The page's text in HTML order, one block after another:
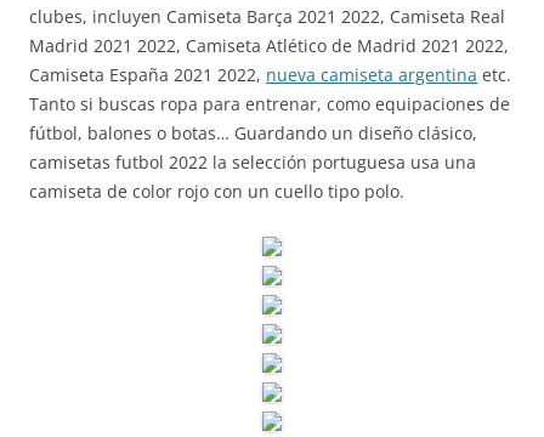
clubes, incluyen Camiseta Barça 2021 2022, Camiseta Real
Madrid 2021 2022, Camiseta Atlético de Madrid 2021 2022,
Camiseta España 2021 2022, nueva camiseta argentina etc.
Tanto si buscas ropa para entrenar, como equipaciones de
fútbol, balones o botas… Guardando un diseño clásico,
camisetas futbol 2022 la selección portuguesa usa una
camiseta de color rojo con un cuello tipo polo.